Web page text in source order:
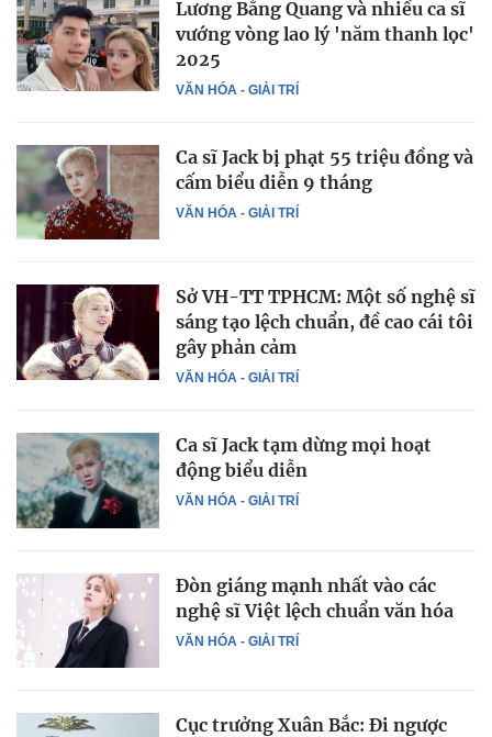
VĂN HÓA - GIẢI TRÍ
Lương Bằng Quang và nhiều ca sĩ
vướng vòng lao lý 'năm thanh lọc'
2025
VĂN HÓA - GIẢI TRÍ
Ca sĩ Jack bị phạt 55 triệu đồng và
cấm biểu diễn 9 tháng
VĂN HÓA - GIẢI TRÍ
Sở VH-TT TPHCM: Một số nghệ sĩ
sáng tạo lệch chuẩn, đề cao cái tôi
gây phản cảm
VĂN HÓA - GIẢI TRÍ
Ca sĩ Jack tạm dừng mọi hoạt
động biểu diễn
VĂN HÓA - GIẢI TRÍ
Đòn giáng mạnh nhất vào các
nghệ sĩ Việt lệch chuẩn văn hóa
Cục trưởng Xuân Bắc: Đi ngược